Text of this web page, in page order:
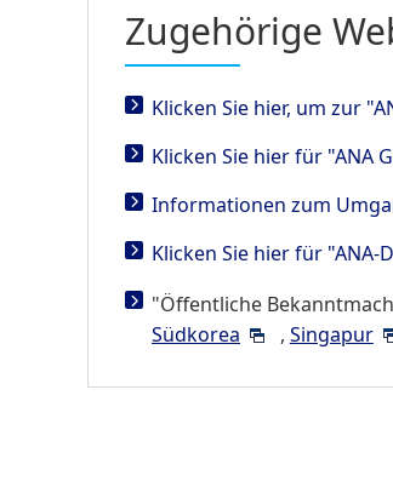
Zugehörige
Klicken Sie hier, um zur
Klicken Sie hier für "ANA
Informationen zum
Klicken Sie hier für
"Öffentliche
Südkorea
, Singapur